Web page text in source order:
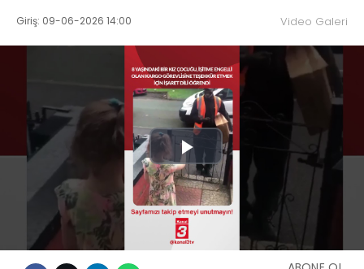
Giriş: 09-06-2026 14:00 Video Galeri
Play
Video